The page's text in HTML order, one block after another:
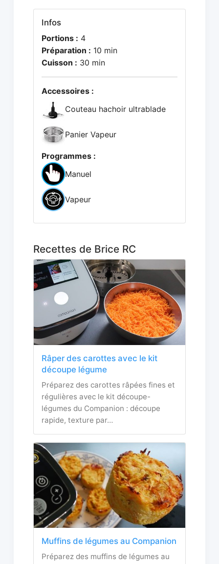
Infos
Portions : 4
Préparation : 10 min
Cuisson : 30 min
Accessoires :
Couteau hachoir ultrablade
Panier Vapeur
Programmes :
Manuel
Vapeur
Recettes de Brice RC
Râper des carottes avec le kit
découpe légume
Préparez des carottes râpées fines et
régulières avec le kit découpe-
légumes du Companion : découpe
rapide, texture par…
Muffins de légumes au Companion
Préparez des muffins de légumes au